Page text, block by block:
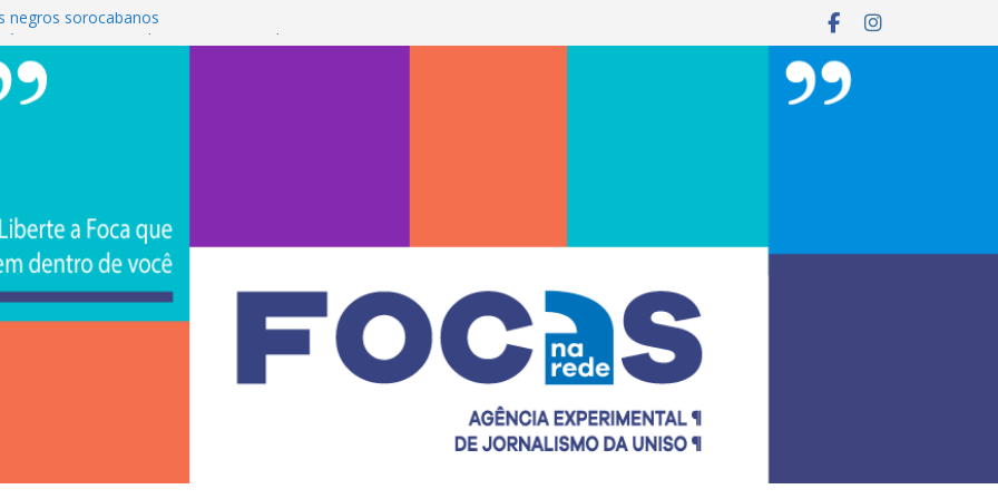
negros sorocabanos
é a terceira artista do #ConviteMPB do
Brasil 2026 promove integração, ciência e
na Uniso